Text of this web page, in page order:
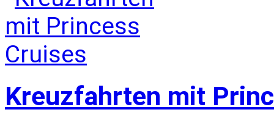
Kreuzfahrten mit